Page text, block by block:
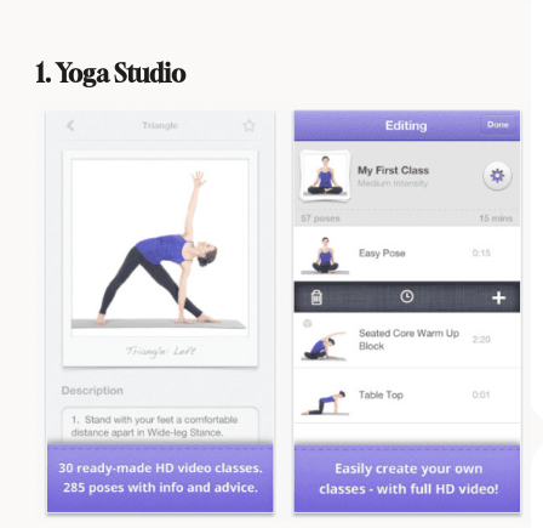
1. Yoga Studio